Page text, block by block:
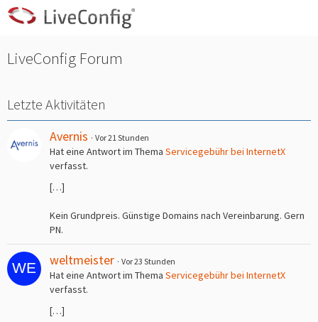
LiveConfig Forum
Letzte Aktivitäten
Avernis Vor 21 Stunden
Hat eine Antwort im Thema Servicegebühr bei InternetX
verfasst.
[…]
Kein Grundpreis. Günstige Domains nach Vereinbarung. Gern
PN.
weltmeister Vor 23 Stunden
Hat eine Antwort im Thema Servicegebühr bei InternetX
verfasst.
[…]